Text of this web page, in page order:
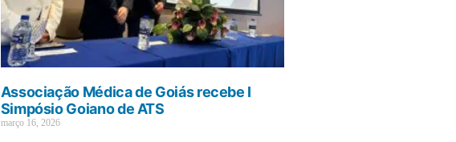
Associação Médica de Goiás recebe I
Simpósio Goiano de ATS
março 16, 2026